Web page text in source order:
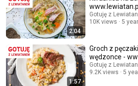
2:04
Gotuję z
10K views
5
1:57
Groch z
wędzonce -
Gotuję z
9.2K views
5